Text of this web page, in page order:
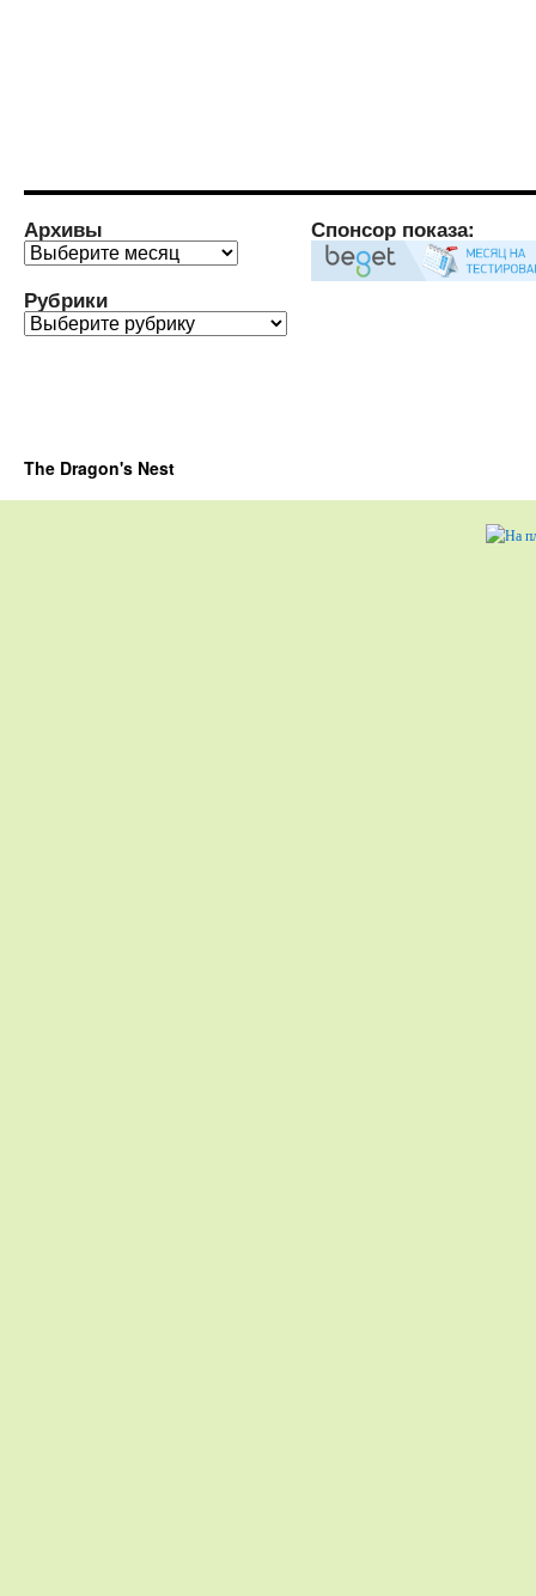
Архивы
Архивы
Рубрики
Рубрики
Спонсор показа:
The Dragon's Nest